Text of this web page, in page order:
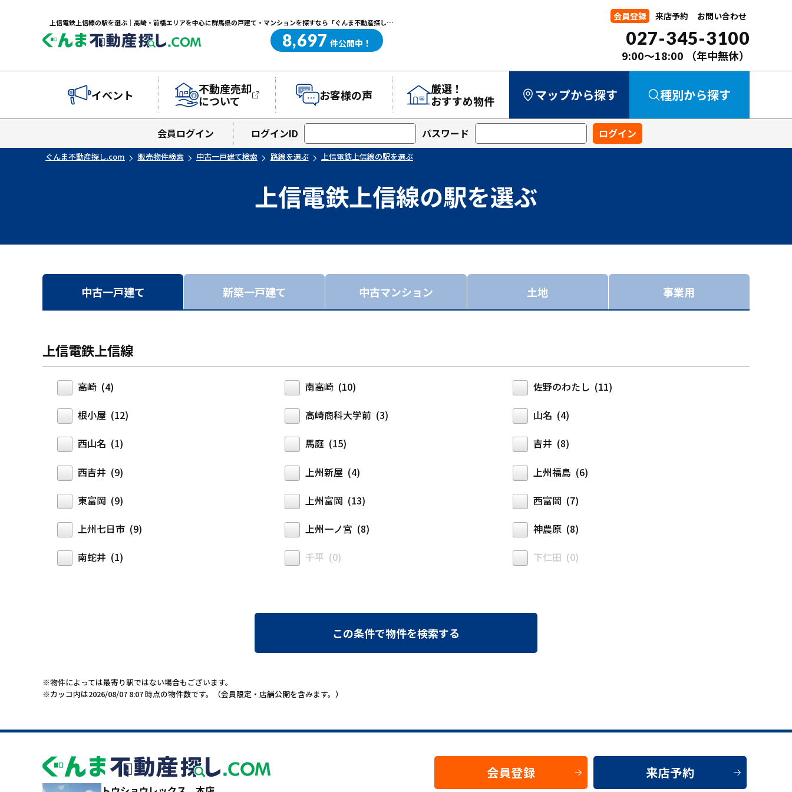
上信電鉄上信線の駅を選ぶ｜高崎・前橋エリアを中心に群馬県の戸建て・マンションを探すなら「ぐんま不動産探し.com」
ぐんま不動産探し.com
8,697 件公開中！
会員登録 来店予約 お問い合わせ
027-345-3100
9:00～18:00 （年中無休）
イベント
不動産売却
について
お客様の声
厳選！
おすすめ物件
マップから探す 種別から探す
中古一戸建て
新築一戸建て
中古マンション
土地
事業用
会員ログイン ログインID パスワード
ぐんま不動産探し.com 販売物件検索 中古一戸建て検索 路線を選ぶ 上信電鉄上信線の駅を選ぶ
上信電鉄上信線の駅を選ぶ
中古一戸建て 新築一戸建て 中古マンション 土地 事業用
上信電鉄上信線
高崎 (4) 南高崎 (10) 佐野のわたし (11)
根小屋 (12) 高崎商科大学前 (3) 山名 (4)
西山名 (1) 馬庭 (15) 吉井 (8)
西吉井 (9) 上州新屋 (4) 上州福島 (6)
東富岡 (9) 上州富岡 (13) 西富岡 (7)
上州七日市 (9) 上州一ノ宮 (8) 神農原 (8)
南蛇井 (1) 千平 (0) 下仁田 (0)
※物件によっては最寄り駅ではない場合もございます。
※カッコ内は2026/08/07 8:07 時点の物件数です。（会員限定・店舗公開を含みます。）
会員登録 来店予約